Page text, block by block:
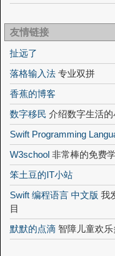
友情链接
扯远了
落格输入法 专业双拼
香蕉的博客
数字移民 介绍数字生活的
Swift Programming
W3school 非常棒的免费
笨土豆的IT小站
Swift 编程语言 中文版 我
目
默默的点滴 智障儿童欢乐